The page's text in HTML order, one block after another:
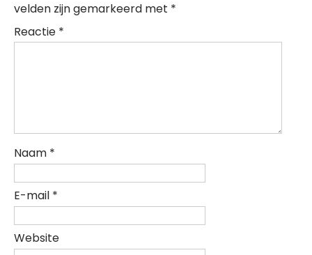
velden zijn gemarkeerd met *
Reactie *
Naam *
E-mail *
Website